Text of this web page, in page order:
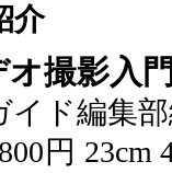
介
撮影入門
イド編集
円